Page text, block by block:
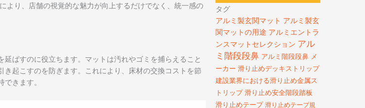
より、店舗の視覚的な魅力が向上するだけでなく、統一感の
ばすのに役立ちます。マットは汚れやゴミを捕らえること
起こすのを防ぎます。これにより、床材の交換コストを節
きます。
タグ
アルミ製玄関マット アルミ製玄
関マットの用途 アルミエントラ
ンスマットセレクション アル
ミ階段段鼻 アルミ階段段鼻 メ
ーカー 滑り止めデッキストリップ
建設業界における滑り止め金属ス
トリップ 滑り止め安全階段踏板
滑り止めテープ 滑り止めテープ規